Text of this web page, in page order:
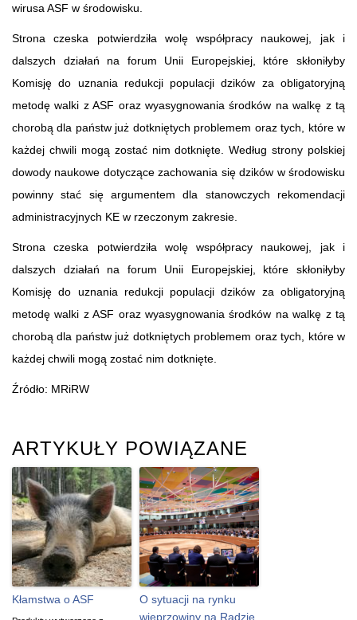
wirusa ASF w środowisku.
Strona czeska potwierdziła wolę współpracy naukowej, jak i
dalszych działań na forum Unii Europejskiej, które skłoniłyby
Komisję do uznania redukcji populacji dzików za obligatoryjną
metodę walki z ASF oraz wyasygnowania środków na walkę z tą
chorobą dla państw już dotkniętych problemem oraz tych, które w
każdej chwili mogą zostać nim dotknięte. Według strony polskiej
dowody naukowe dotyczące zachowania się dzików w środowisku
powinny stać się argumentem dla stanowczych rekomendacji
administracyjnych KE w rzeczonym zakresie.
Strona czeska potwierdziła wolę współpracy naukowej, jak i
dalszych działań na forum Unii Europejskiej, które skłoniłyby
Komisję do uznania redukcji populacji dzików za obligatoryjną
metodę walki z ASF oraz wyasygnowania środków na walkę z tą
chorobą dla państw już dotkniętych problemem oraz tych, które w
każdej chwili mogą zostać nim dotknięte.
Źródło: MRiRW
ARTYKUŁY POWIĄZANE
Kłamstwa o ASF
O sytuacji na rynku
wieprzowiny na Radzie